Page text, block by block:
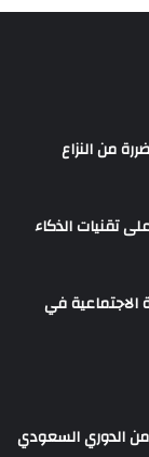
أزيد من 5600 أسرة متضررة من النزاع
تقنيات الذكاء
الاجتماعية في
البرازيلي يستعير 3 لاعبين من الدوري السعودي